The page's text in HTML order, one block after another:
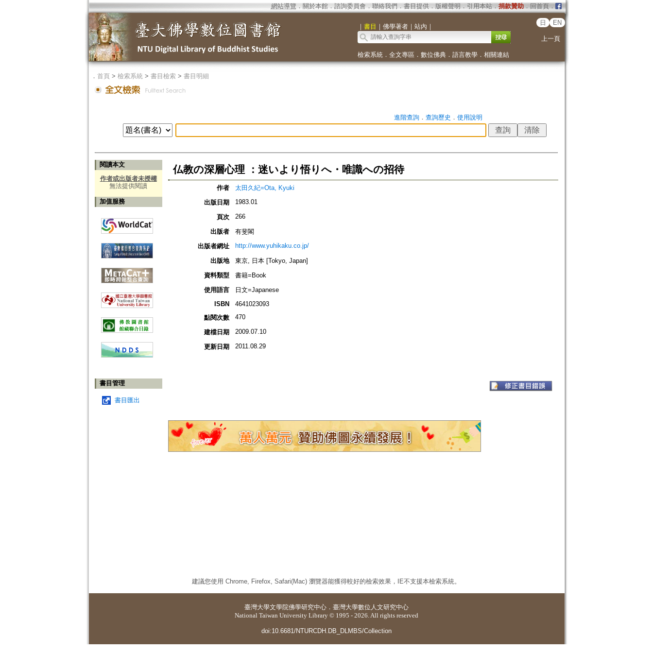
網站導覽 ． 關於本館． 諮詢委員會． 聯絡我們 ． 書目提供． 版權聲明 ． 引用本站． 捐款贊助．回首頁．
｜ 書目 ｜ 佛學著者｜ 站內 ｜
日 EN
上一頁
檢索系統． 全文專區 ． 數位佛典． 語言教學． 相關連結
． 首頁> 檢索系統> 書目檢索> 書目明細
進階查詢． 查詢歷史 ． 使用說明
閱讀本文
作者或出版者未授權
無法提供閱讀
加值服務
書目管理
書目匯出
仏教の深層心理 ：迷いより悟りへ・唯識への招待
作者
太田久紀=Ota, Kyuki
出版日期
1983.01
頁次 266
出版者
有斐閣
出版者網址
http://www.yuhikaku.co.jp/
出版地
東京, 日本 [Tokyo, Japan]
資料類型
書籍=Book
使用語言
日文=Japanese
ISBN
4641023093
點閱次數
470
建檔日期 2009.07.10
更新日期 2011.08.29
建議您使用 Chrome, Firefox, Safari(Mac) 瀏覽器能獲得較好的檢索效果，IE不支援本檢索系統。
臺灣大學文學院佛學研究中心 ． 臺灣大學數位人文研究中心
National Taiwan University Library © 1995 - 2026. All rights reserved
doi:10.6681/NTURCDH.DB_DLMBS/Collection